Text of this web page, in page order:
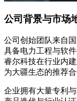
公司背景与市场
公司创始团队来自
具备电力工程与软
睿尔科技在行业内
为大疆生态的推荐合
企业拥有大量专利